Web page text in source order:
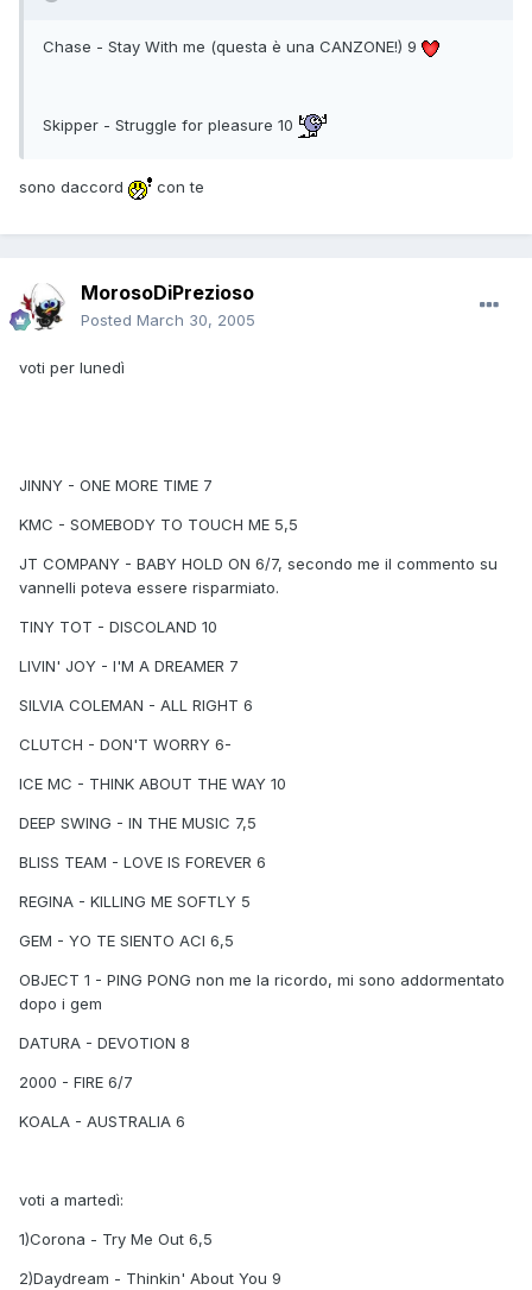
Chase - Stay With me (questa è una CANZONE!) 9
Skipper - Struggle for pleasure 10
sono daccord con te
MorosoDiPrezioso
Posted March 30, 2005
voti per lunedì
JINNY - ONE MORE TIME 7
KMC - SOMEBODY TO TOUCH ME 5,5
JT COMPANY - BABY HOLD ON 6/7, secondo me il commento su
vannelli poteva essere risparmiato.
TINY TOT - DISCOLAND 10
LIVIN' JOY - I'M A DREAMER 7
SILVIA COLEMAN - ALL RIGHT 6
CLUTCH - DON'T WORRY 6-
ICE MC - THINK ABOUT THE WAY 10
DEEP SWING - IN THE MUSIC 7,5
BLISS TEAM - LOVE IS FOREVER 6
REGINA - KILLING ME SOFTLY 5
GEM - YO TE SIENTO ACI 6,5
OBJECT 1 - PING PONG non me la ricordo, mi sono addormentato
dopo i gem
DATURA - DEVOTION 8
2000 - FIRE 6/7
KOALA - AUSTRALIA 6
voti a martedì:
1)Corona - Try Me Out 6,5
2)Daydream - Thinkin' About You 9